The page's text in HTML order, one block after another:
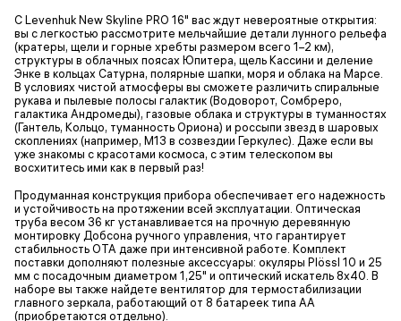
С Levenhuk New Skyline PRO 16" вас ждут невероятные открытия:
вы с легкостью рассмотрите мельчайшие детали лунного рельефа
(кратеры, щели и горные хребты размером всего 1–2 км),
структуры в облачных поясах Юпитера, щель Кассини и деление
Энке в кольцах Сатурна, полярные шапки, моря и облака на Марсе.
В условиях чистой атмосферы вы сможете различить спиральные
рукава и пылевые полосы галактик (Водоворот, Сомбреро,
галактика Андромеды), газовые облака и структуры в туманностях
(Гантель, Кольцо, туманность Ориона) и россыпи звезд в шаровых
скоплениях (например, M13 в созвездии Геркулес). Даже если вы
уже знакомы с красотами космоса, с этим телескопом вы
восхититесь ими как в первый раз!
Продуманная конструкция прибора обеспечивает его надежность
и устойчивость на протяжении всей эксплуатации. Оптическая
труба весом 36 кг устанавливается на прочную деревянную
монтировку Добсона ручного управления, что гарантирует
стабильность ОТА даже при интенсивной работе. Комплект
поставки дополняют полезные аксессуары: окуляры Plössl 10 и 25
мм с посадочным диаметром 1,25" и оптический искатель 8х40. В
наборе вы также найдете вентилятор для термостабилизации
главного зеркала, работающий от 8 батареек типа АА
(приобретаются отдельно).